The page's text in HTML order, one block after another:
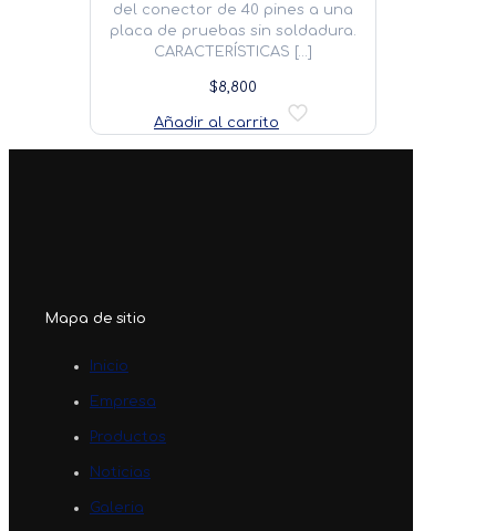
del conector de 40 pines a una
placa de pruebas sin soldadura.
CARACTERÍSTICAS […]
$8,800
Añadir al carrito
Mapa de sitio
Inicio
Empresa
Productos
Noticias
Galeria